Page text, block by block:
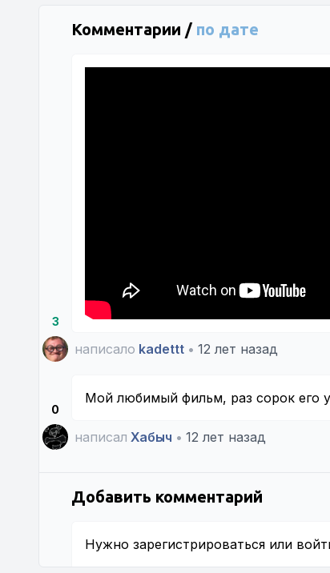
Комментарии / по дате
3
написало kadettt • 12 лет назад
0
Мой любимый фильм, раз сорок его
написал Хабыч • 12 лет назад
Добавить комментарий
Нужно зарегистрироваться или